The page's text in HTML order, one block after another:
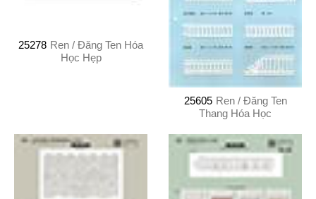
25278 Ren / Đăng Ten Hóa
Học Hẹp
25605 Ren / Đăng Ten
Thang Hóa Học